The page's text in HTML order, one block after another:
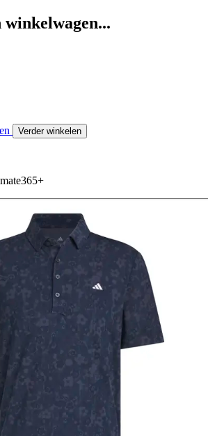
winkelwagen...
Verder winkelen